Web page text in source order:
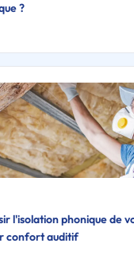
?
l'isolation phonique de
confort auditif